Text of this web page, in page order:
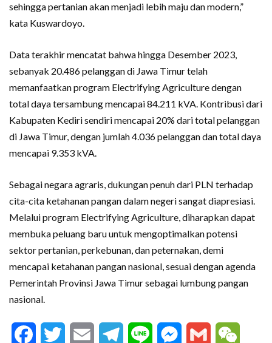
sehingga pertanian akan menjadi lebih maju dan modern,”
kata Kuswardoyo.
Data terakhir mencatat bahwa hingga Desember 2023,
sebanyak 20.486 pelanggan di Jawa Timur telah
memanfaatkan program Electrifying Agriculture dengan
total daya tersambung mencapai 84.211 kVA. Kontribusi dari
Kabupaten Kediri sendiri mencapai 20% dari total pelanggan
di Jawa Timur, dengan jumlah 4.036 pelanggan dan total daya
mencapai 9.353 kVA.
Sebagai negara agraris, dukungan penuh dari PLN terhadap
cita-cita ketahanan pangan dalam negeri sangat diapresiasi.
Melalui program Electrifying Agriculture, diharapkan dapat
membuka peluang baru untuk mengoptimalkan potensi
sektor pertanian, perkebunan, dan peternakan, demi
mencapai ketahanan pangan nasional, sesuai dengan agenda
Pemerintah Provinsi Jawa Timur sebagai lumbung pangan
nasional.
FacebookTwitter Email Telegram
Line Messenger
Gmail